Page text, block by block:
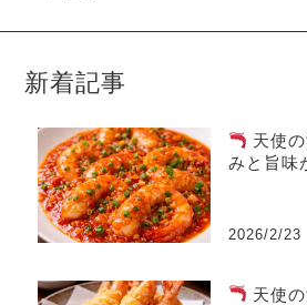
新着記事
天使
みと旨味
2026/2/23
天使